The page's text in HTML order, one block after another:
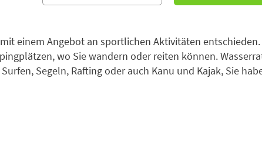
einem Angebot an sportlichen Aktivitäten entschieden.
wo Sie wandern oder reiten können.
Segeln, Rafting oder auch Kanu und Kajak, Sie